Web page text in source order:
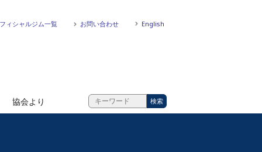
ィシャルジム一覧 お問い合わせ English
協会より